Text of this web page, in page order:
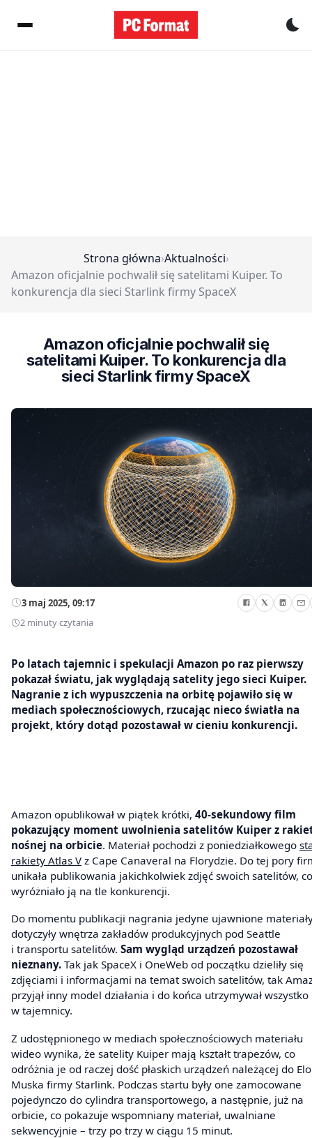
Strona główna›Aktualności›
Amazon oficjalnie pochwalił się satelitami Kuiper. To
konkurencja dla sieci Starlink firmy SpaceX
Amazon oficjalnie pochwalił się
satelitami Kuiper. To konkurencja dla
sieci Starlink firmy SpaceX
3 maj 2025, 09:17
2 minuty czytania
Po latach tajemnic i spekulacji Amazon po raz pierwszy
pokazał światu, jak wyglądają satelity jego sieci Kuiper.
Nagranie z ich wypuszczenia na orbitę pojawiło się w
mediach społecznościowych, rzucając nieco światła na
projekt, który dotąd pozostawał w cieniu konkurencji.
Amazon opublikował w piątek krótki, 40-sekundowy film
pokazujący moment uwolnienia satelitów Kuiper z
nośnej na orbicie. Materiał pochodzi z poniedziałkowego
rakiety Atlas V z Cape Canaveral na Florydzie. Do tej pory
unikała publikowania jakichkolwiek zdjęć swoich satelitów, co
wyróżniało ją na tle konkurencji.
Do momentu publikacji nagrania jedyne ujawnione
dotyczyły wnętrza zakładów produkcyjnych pod Seattle
i transportu satelitów. Sam wygląd urządzeń pozostawał
nieznany. Tak jak SpaceX i OneWeb od początku dzieliły się
zdjęciami i informacjami na temat swoich satelitów, tak
przyjął inny model działania i do końca utrzymywał wszystko
w tajemnicy.
Z udostępnionego w mediach społecznościowych materiału
wideo wynika, że satelity Kuiper mają kształt trapezów, co
odróżnia je od raczej dość płaskich urządzeń należącej do
Muska firmy Starlink. Podczas startu były one zamocowane
pojedynczo do cylindra transportowego, a następnie, już na
orbicie, co pokazuje wspomniany materiał, uwalniane
sekwencyjnie – trzy po trzy w ciągu 15 minut.